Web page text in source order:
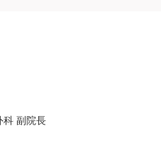
科 副院長